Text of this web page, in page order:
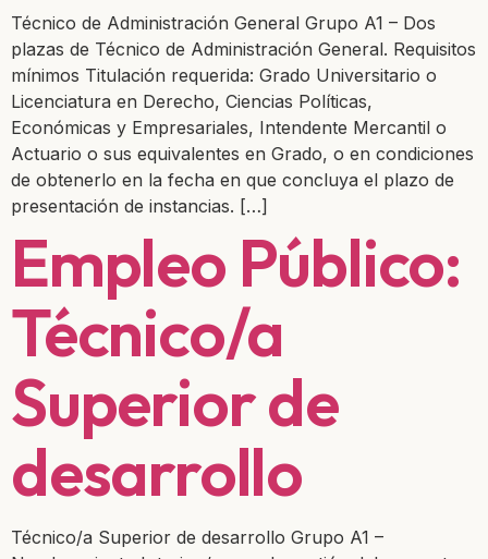
Técnico de Administración General Grupo A1 – Dos
plazas de Técnico de Administración General. Requisitos
mínimos Titulación requerida: Grado Universitario o
Licenciatura en Derecho, Ciencias Políticas,
Económicas y Empresariales, Intendente Mercantil o
Actuario o sus equivalentes en Grado, o en condiciones
de obtenerlo en la fecha en que concluya el plazo de
presentación de instancias. […]
Empleo Público:
Técnico/a
Superior de
desarrollo
Técnico/a Superior de desarrollo Grupo A1 –